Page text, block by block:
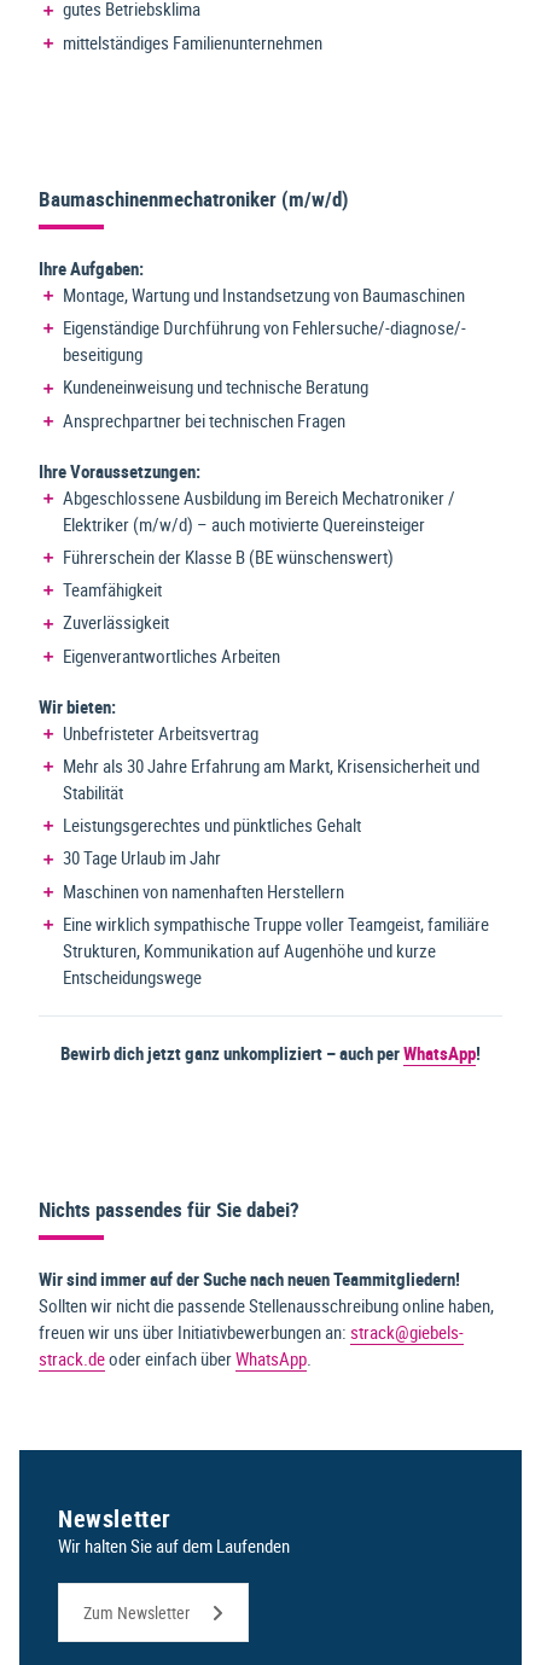
gutes Betriebsklima
mittelständiges Familienunternehmen
Baumaschinenmechatroniker (m/w/d)
Ihre Aufgaben:
Montage, Wartung und Instandsetzung von Baumaschinen
Eigenständige Durchführung von Fehlersuche/-diagnose/-
beseitigung
Kundeneinweisung und technische Beratung
Ansprechpartner bei technischen Fragen
Ihre Voraussetzungen:
Abgeschlossene Ausbildung im Bereich Mechatroniker /
Elektriker (m/w/d) – auch motivierte Quereinsteiger
Führerschein der Klasse B (BE wünschenswert)
Teamfähigkeit
Zuverlässigkeit
Eigenverantwortliches Arbeiten
Wir bieten:
Unbefristeter Arbeitsvertrag
Mehr als 30 Jahre Erfahrung am Markt, Krisensicherheit und
Stabilität
Leistungsgerechtes und pünktliches Gehalt
30 Tage Urlaub im Jahr
Maschinen von namenhaften Herstellern
Eine wirklich sympathische Truppe voller Teamgeist, familiäre
Strukturen, Kommunikation auf Augenhöhe und kurze
Entscheidungswege
Bewirb dich jetzt ganz unkompliziert – auch perWhatsApp!
Nichts passendes für Sie dabei?
Wir sind immer auf der Suche nach neuen Teammitgliedern!
Sollten wir nicht die passende Stellenausschreibung online haben,
freuen wir uns über Initiativbewerbungen an: strack@giebels-
strack.deoder einfach überWhatsApp.
Newsletter
Wir halten Sie auf dem Laufenden
Zum Newsletter